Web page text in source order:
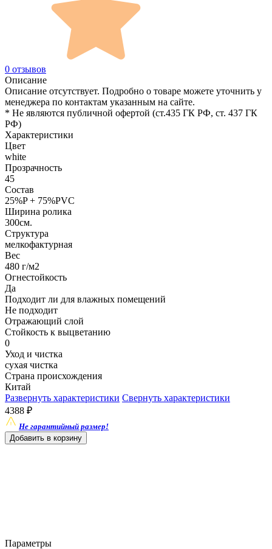
0 отзывов
Описание
Описание отсутствует. Подробно о товаре можете уточнить у
менеджера по контактам указанным на сайте.
* Не являются публичной офертой (ст.435 ГК РФ, cт. 437 ГК
РФ)
Характеристики
Цвет
white
Прозрачность
45
Состав
25%P + 75%PVC
Ширина ролика
300см.
Структура
мелкофактурная
Вес
480 г/м2
Огнестойкость
Да
Подходит ли для влажных помещений
Не подходит
Отражающий слой
Стойкость к выцветанию
0
Уход и чистка
сухая чистка
Страна происхождения
Китай
Развернуть характеристики Свернуть характеристики
4388 ₽
Не гарантийный размер!
Добавить в корзину
Параметры